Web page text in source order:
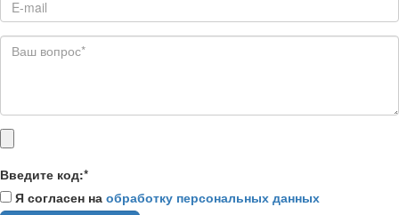
Введите код:*
Я согласен на обработку персональных данных